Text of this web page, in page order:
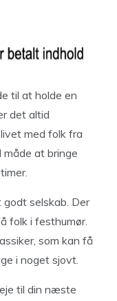
til at holde en
det altid
med folk fra
at bringe
selskab. Der
folk i festhumør.
som kan få
i noget sjovt.
til din næste